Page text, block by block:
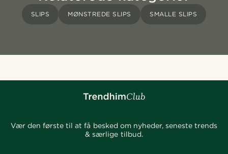
SLIPS MØNSTREDE SLIPS SMALLE SLIPS
Vær den første til at få besked om nyheder, seneste trends
& særlige tilbud.